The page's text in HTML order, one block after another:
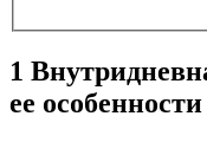
1
ее особенности